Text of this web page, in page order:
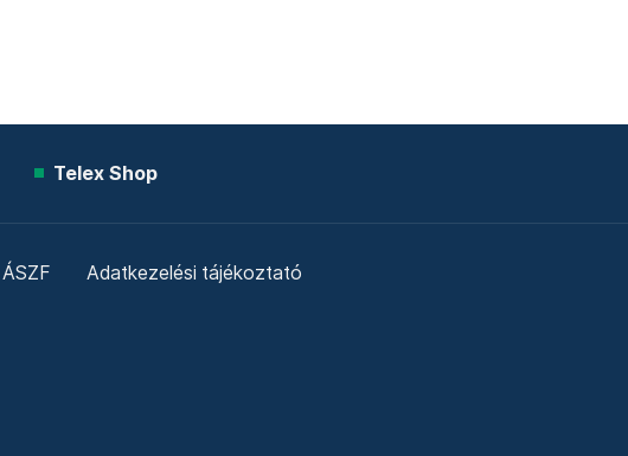
Telex Shop
ÁSZF Adatkezelési tájékoztató